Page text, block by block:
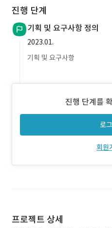
진행 단계
기획 및 요구사항 정의
2023.01.
기획 및 요구사항
진행 단계를
로
회원
프로젝트 상세